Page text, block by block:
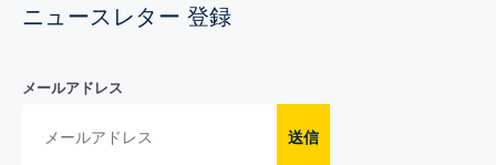
ニュースレター 登録
メールアドレス
送信